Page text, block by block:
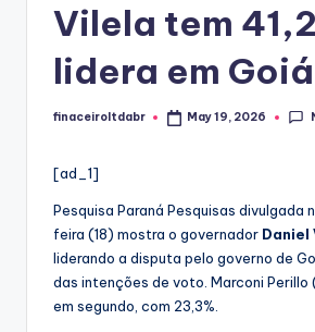
Vilela tem
lidera em
Posted
finaceiroltdabr May 19, 2026
[ad_1]
Pesquisa Paraná Pesquisas divulgada
feira (18) mostra o governador Daniel
liderando a disputa pelo governo de
das intenções de voto. Marconi Perillo
em segundo, com 23,3%.